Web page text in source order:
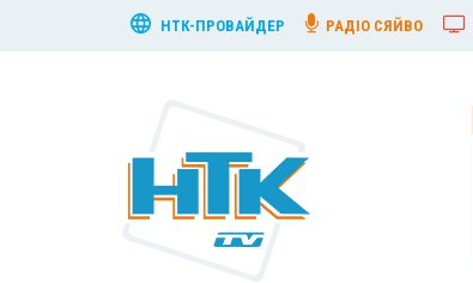
НТК-ПРОВАЙДЕР РАДІО СЯЙВО